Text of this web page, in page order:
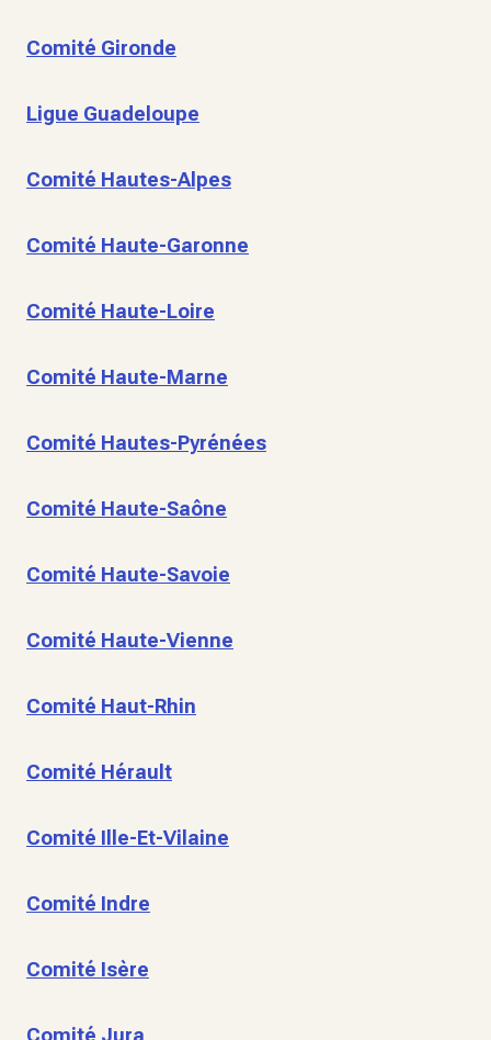
Comité Gironde
Ligue Guadeloupe
Comité Hautes-Alpes
Comité Haute-Garonne
Comité Haute-Loire
Comité Haute-Marne
Comité Hautes-Pyrénées
Comité Haute-Saône
Comité Haute-Savoie
Comité Haute-Vienne
Comité Haut-Rhin
Comité Hérault
Comité Ille-Et-Vilaine
Comité Indre
Comité Isère
Comité Jura